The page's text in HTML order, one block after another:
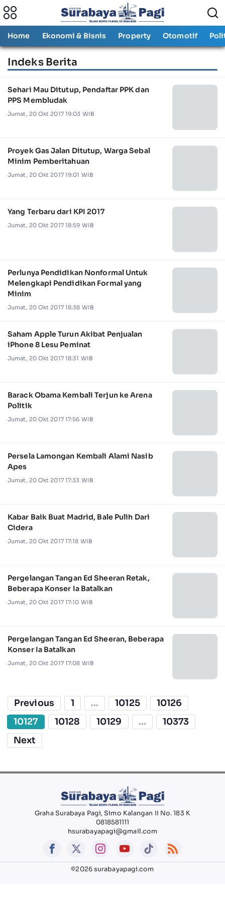
Home Ekonomi & Bisnis Property Otomotif
Indeks Berita
Sehari Mau Ditutup, Pendaftar PPK dan
PPS Membludak
Jumat, 20 Okt 2017 19:03 WIB
Proyek Gas Jalan Ditutup, Warga Sebal
Minim Pemberitahuan
Jumat, 20 Okt 2017 19:01 WIB
Yang Terbaru dari KPI 2017
Jumat, 20 Okt 2017 18:59 WIB
Perlunya Pendidikan Nonformal Untuk
Melengkapi Pendidikan Formal yang
Minim
Jumat, 20 Okt 2017 18:38 WIB
Saham Apple Turun Akibat Penjualan
iPhone 8 Lesu Peminat
Jumat, 20 Okt 2017 18:31 WIB
Barack Obama Kembali Terjun ke Arena
Politik
Jumat, 20 Okt 2017 17:56 WIB
Persela Lamongan Kembali Alami Nasib
Apes
Jumat, 20 Okt 2017 17:33 WIB
Kabar Baik Buat Madrid, Bale Pulih Dari
Cidera
Jumat, 20 Okt 2017 17:18 WIB
Pergelangan Tangan Ed Sheeran Retak,
Beberapa Konser Ia Batalkan
Jumat, 20 Okt 2017 17:10 WIB
Pergelangan Tangan Ed Sheeran, Beberapa
Konser Ia Batalkan
Jumat, 20 Okt 2017 17:08 WIB
Previous 1 ... 10125
10126
10127
10128 10129 ...
10373
Next
Graha Surabaya Pagi, Simo Kalangan II No. 183 K
0818581111
hsurabayapagi@gmail.com
©2026 surabayapagi.com